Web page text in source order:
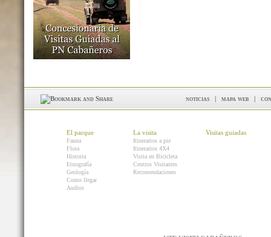
noticias | mapa web |
El parque
Fauna
Flora
Historia
Etnografía
Geología
Como llegar
Audios
La visita
Itinerarios a pie
Itinerarios 4X4
Visita en Bicicleta
Centros Visitantes
Recomendaciones
Visitas guiadas